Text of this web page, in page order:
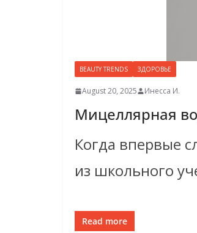
BEAUTY TRENDS ЗДОРОВЬЕ
August 20, 2025 Инесса И.
Мицеллярная
Когда впервые
из школьного
Read more